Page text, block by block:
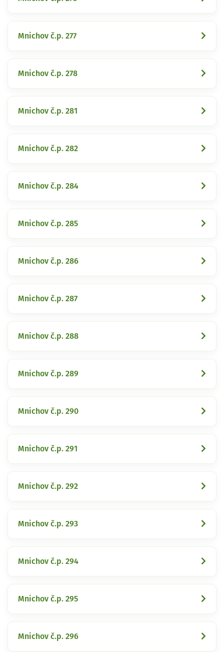
Mnichov č.p. 277
Mnichov č.p. 278
Mnichov č.p. 281
Mnichov č.p. 282
Mnichov č.p. 284
Mnichov č.p. 285
Mnichov č.p. 286
Mnichov č.p. 287
Mnichov č.p. 288
Mnichov č.p. 289
Mnichov č.p. 290
Mnichov č.p. 291
Mnichov č.p. 292
Mnichov č.p. 293
Mnichov č.p. 294
Mnichov č.p. 295
Mnichov č.p. 296